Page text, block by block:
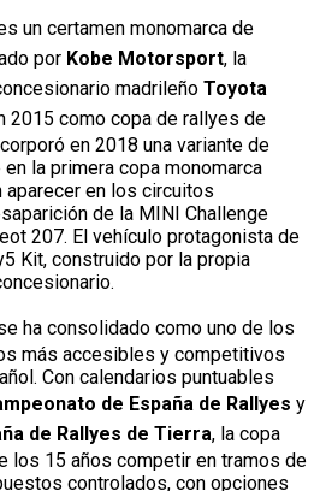
un certamen monomarca de
por Kobe Motorsport, la
madrileño Toyota
2015 como copa de rallyes de
en 2018 una variante de
la primera copa monomarca
aparecer en los circuitos
de la MINI Challenge
207. El vehículo protagonista de
Kit, construido por la propia
ha consolidado como uno de los
más accesibles y competitivos
Con calendarios puntuables
de España de Rallyes y
de Rallyes de Tierra, la copa
los 15 años competir en tramos de
controlados, con opciones